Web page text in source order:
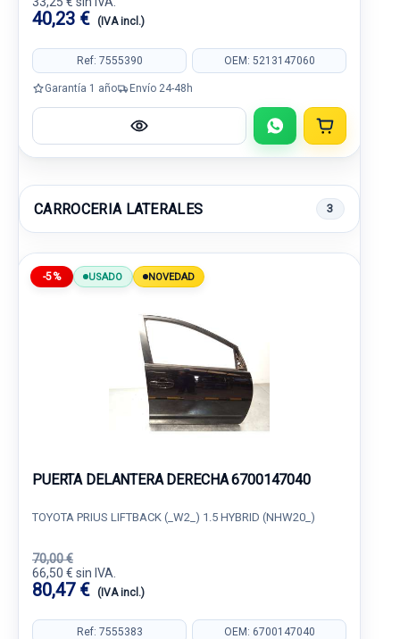
40,23 € (IVA incl.)
Ref: 7555390 OEM: 5213147060
Garantía 1 año Envío 24-48h
CARROCERIA LATERALES 3
-5% USADO NOVEDAD
PUERTA DELANTERA DERECHA 6700147040
TOYOTA PRIUS LIFTBACK (_W2_) 1.5 HYBRID (NHW20_)
70,00 €
66,50 € sin IVA.
80,47 € (IVA incl.)
Ref: 7555383 OEM: 6700147040